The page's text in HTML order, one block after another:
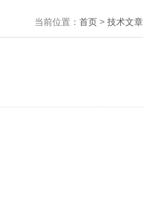
当前位置： 首页 > 技术文章